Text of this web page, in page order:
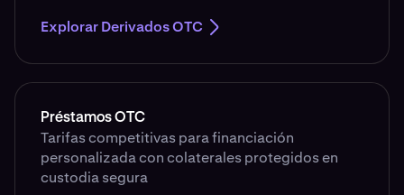
Explorar Derivados OTC
Préstamos OTC
Tarifas competitivas para financiación
personalizada con colaterales protegidos en
custodia segura